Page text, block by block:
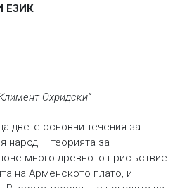
ЕЗИК
Охридски“
двете основни течения за
народ – теорията за
много древното присъствие
на Арменското плато, и